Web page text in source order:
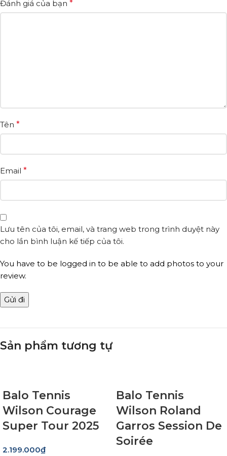
Đánh giá của bạn *
Tên *
Email *
Lưu tên của tôi, email, và trang web trong trình duyệt này
cho lần bình luận kế tiếp của tôi.
You have to be logged in to be able to add photos to your
review.
Sản phẩm tương tự
Balo Tennis
Wilson Courage
Super Tour 2025
2.199.000₫
Balo Tennis
Wilson Roland
Garros Session De
Soirée